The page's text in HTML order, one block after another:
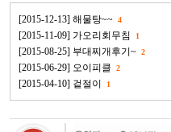
[2015-12-13] 해물탕~~ 4
[2015-11-09] 가오리회무침 1
[2015-08-25] 부대찌개후기~ 2
[2015-06-29] 오이피클 2
[2015-04-10] 겉절이 1